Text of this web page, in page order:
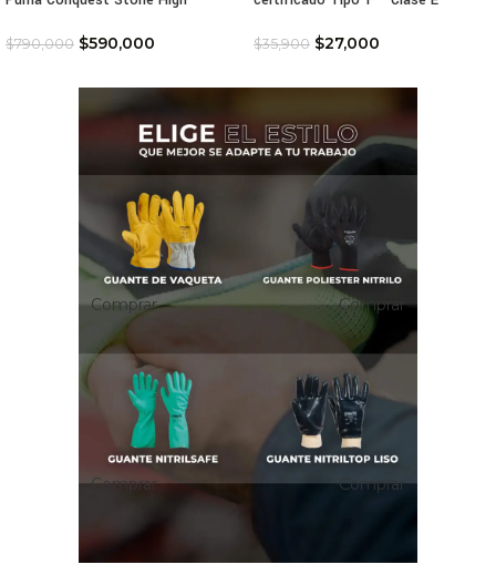
$790,000 $590,000 $35,900 $27,000
Comprar
Comprar
Comprar
Comprar